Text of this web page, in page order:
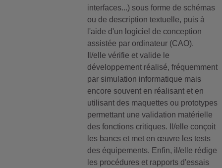
interfaces...) sous forme de schémas
ou de description textuelle, puis à
l'aide d'un logiciel de conception
assistée par ordinateur (CAO).
Il/elle vérifie et valide le
développement réalisé, fréquemment
par simulation informatique mais
encore souvent en réalisant et en
utilisant des maquettes ou prototypes
permettant une validation matérielle
des fonctions critiques. Il/elle conçoit
les bancs et met en œuvre les tests
des équipements. Enfin, il/elle rédige
les procédures et rapports d'essais